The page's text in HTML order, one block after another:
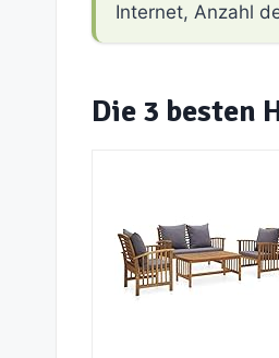
Internet, Anzahl
Die 3 besten